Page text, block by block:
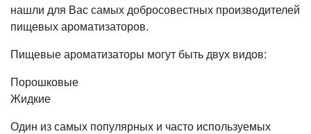
нашли для Вас самых добросовестных производителей
пищевых ароматизаторов.
Пищевые ароматизаторы могут быть двух видов:
Порошковые
Жидкие
Один из самых популярных и часто используемых